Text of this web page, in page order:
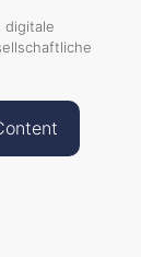
digitale